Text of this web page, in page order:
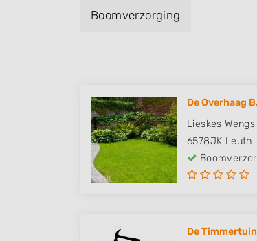
Boomverzorging
De Overhaag
Lieskes
6578JK Leuth
De Timmertuin